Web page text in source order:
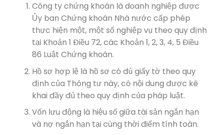
Công ty chứng khoán là doanh nghiệp được
Ủy ban Chứng khoán Nhà nước cấp phép
thực hiện một, một số nghiệp vụ theo quy định
tại Khoản 1 Điều 72, các Khoản 1, 2, 3, 4, 5 Điều
86 Luật Chứng khoán.
Hồ sơ hợp lệ là hồ sơ có đủ giấy tờ theo quy
định của Thông tư này, có nội dung được kê
khai đầy đủ theo quy định của pháp luật.
Vốn lưu động là hiệu số giữa tài sản ngắn hạn
và nợ ngắn hạn tại cùng thời điểm tính toán.